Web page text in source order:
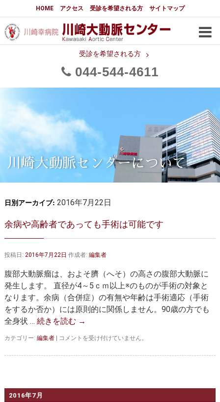
HOME アクセス 受診を希望される方 サイトマップ
受診を希望される方
044 544 4611
大動脈センターについて
はじめに 大動脈センターについて
メディアでの紹介
都道府県別患者マップ 都道府県別紹介病院
大動脈瘤について 基本編
3分でわかる大動脈瘤・大動脈
大動脈瘤
大動脈解離（解離性大動脈瘤）
胸部大動脈瘤の治療
腹部大動脈瘤の治療
大動脈弁・大動脈基部の治療 ステントグラフトによる治療
胸部大動脈瘤 胸腹部大動脈瘤
腹部大動脈瘤 大動脈解離
マルファン症候群
大動脈瘤を指摘されたら？
川崎大動脈センターについて
日別アーカイブ: 2016年7月22日
余病や高齢者であっても手術は可能です
投稿日: 2016年7月22日 作成者: 編集者
腹部大動脈瘤は、およそ臍（へそ）の高さの腹部大動脈に
発生します。 直径が4～5ｃｍ以上※のものが手術の対象と
なります。余病（合併症）の有無や年齢は手術適応（手術
をするか否か）には原則的に関係しません。90歳の方でも
全身状 … 続きを読む →
カテゴリー: 編集者
余
や
コメントを受け付けていません。
2016年7月